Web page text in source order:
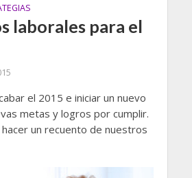
laborales para el
el 2015 e iniciar un nuevo
metas y logros por cumplir.
un recuento de nuestros